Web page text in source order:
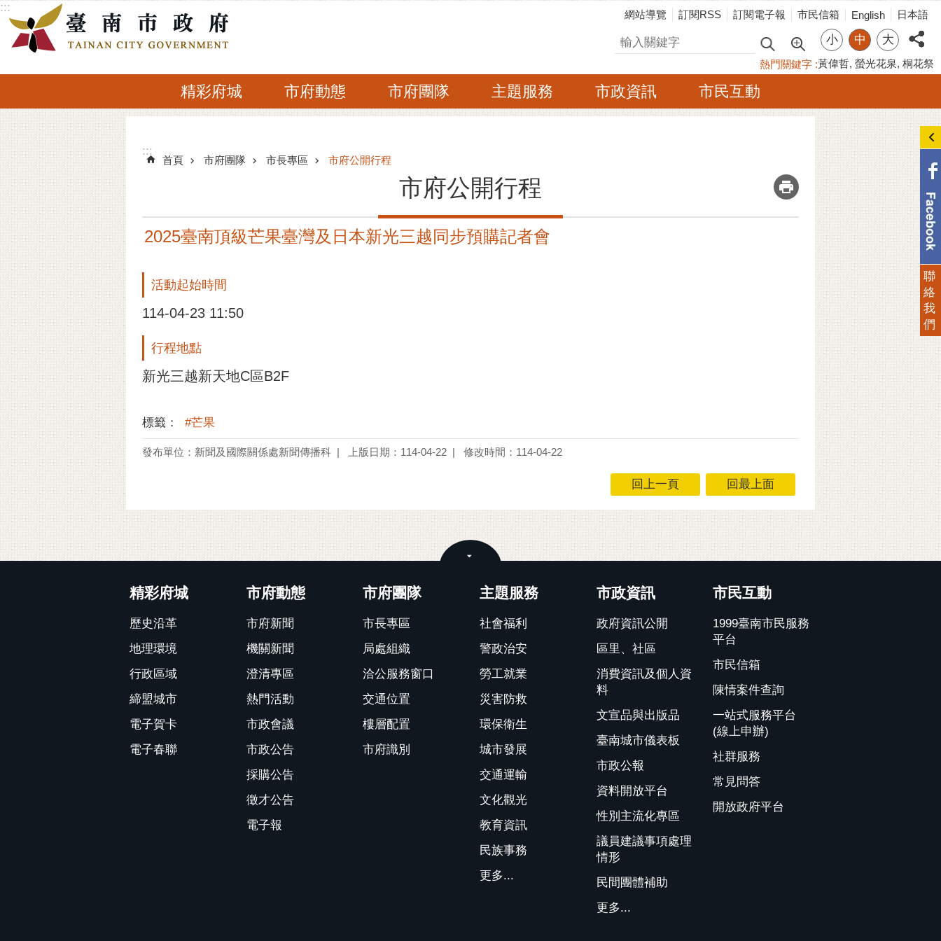
跳到主要內容區塊
:::
網站導覽 訂閱RSS 訂閱電子報 市民信箱 English 日本語
搜尋 小 中 大
熱門關鍵字 黃偉哲 螢光花泉 桐花祭
精彩府城 市府動態 市府團隊 主題服務 市政資訊 市民互動
:::
:::
首頁 市府團隊 市長專區 市府公開行程
市府公開行程 _
2025臺南頂級芒果臺灣及日本新光三越同步預購記者會
活動起始時間
114-04-23 11:50
行程地點
新光三越新天地C區B2F
標籤： #芒果
發布單位：新聞及國際關係處新聞傳播科 上版日期：114-04-22 修改時間：114-04-22
回上一頁 回最上面
精彩府城
歷史沿革
地理環境
行政區域
締盟城市
電子賀卡
電子春聯
市府動態
市府新聞
機關新聞
澄清專區
熱門活動
市政會議
市政公告
採購公告
徵才公告
電子報
市府團隊
市長專區
局處組織
洽公服務窗口
交通位置
樓層配置
市府識別
主題服務
社會福利
警政治安
勞工就業
災害防救
環保衛生
城市發展
交通運輸
文化觀光
教育資訊
民族事務
更多...
市政資訊
政府資訊公開
區里、社區
消費資訊及個人資
料
文宣品與出版品
臺南城市儀表板
市政公報
資料開放平台
性別主流化專區
議員建議事項處理
情形
民間團體補助
更多...
市民互動
1999臺南市民服務
平台
市民信箱
陳情案件查詢
一站式服務平台
(線上申辦)
社群服務
常見問答
開放政府平台
聯
絡
我
們